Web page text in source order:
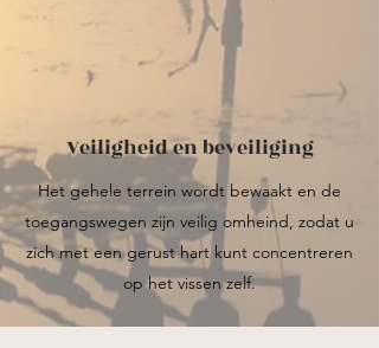
Veiligheid en beveiliging
Het gehele terrein wordt bewaakt en de
toegangswegen zijn veilig omheind, zodat u
zich met een gerust hart kunt concentreren
op het vissen zelf.